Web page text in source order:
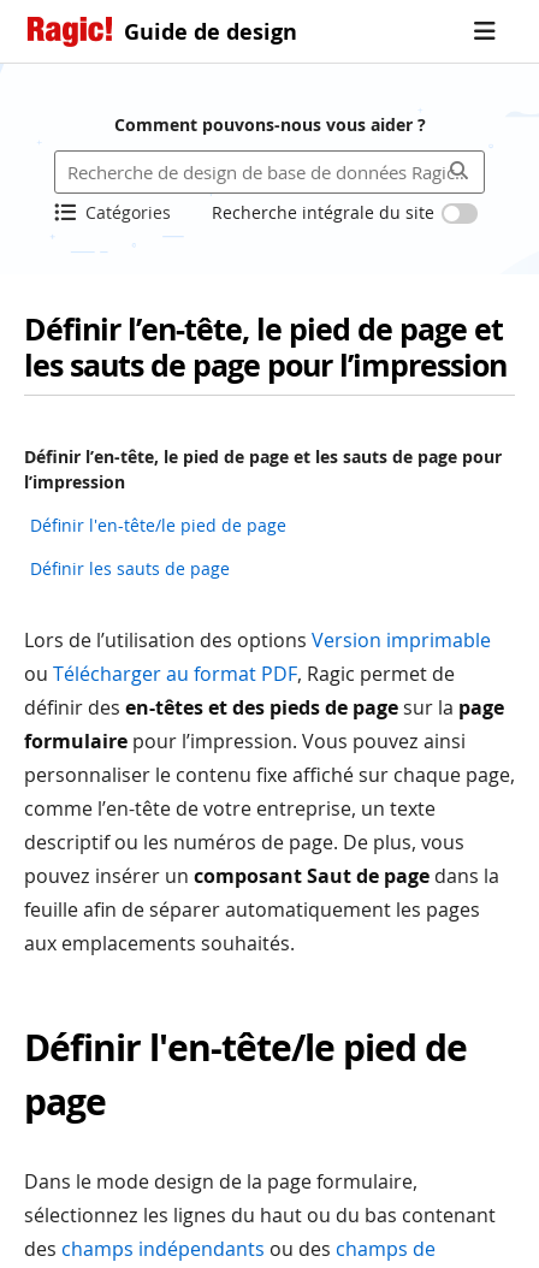
Guide de design
Comment pouvons-nous vous aider ?
Catégories Recherche intégrale du site
Définir l’en-tête, le pied de page et
les sauts de page pour l’impression
Définir l’en-tête, le pied de page et les sauts de page pour
l’impression
Définir l'en-tête/le pied de page
Définir les sauts de page
Lors de l’utilisation des options Version imprimable
ou Télécharger au format PDF, Ragic permet de
définir des en-têtes et des pieds de pagesur la page
formulaire pour l’impression. Vous pouvez ainsi
personnaliser le contenu fixe affiché sur chaque page,
comme l’en-tête de votre entreprise, un texte
descriptif ou les numéros de page. De plus, vous
pouvez insérer un composant Saut de page dans la
feuille afin de séparer automatiquement les pages
aux emplacements souhaités.
Définir l'en-tête/le pied de
page
Dans le mode design de la page formulaire,
sélectionnez les lignes du haut ou du bas contenant
des champs indépendants ou des champs de